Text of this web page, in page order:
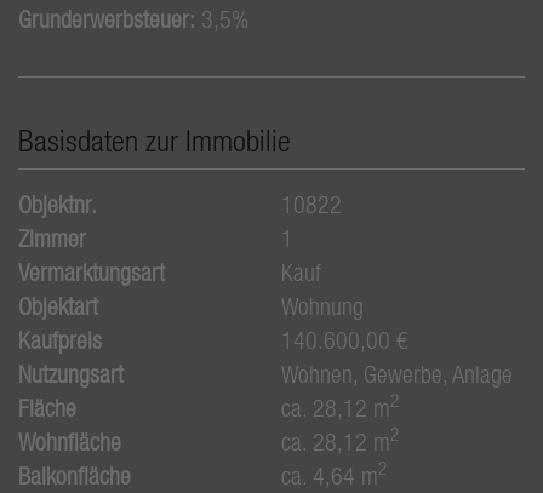
Grunderwerbsteuer: 3,5%
Basisdaten zur Immobilie
Objektnr.
10822
Zimmer
1
Vermarktungsart
Kauf
Objektart
Wohnung
Kaufpreis
140.600,00 €
Nutzungsart
Wohnen Gewerbe Anlage
Fläche
ca. 28,12 m2
Wohnfläche ca. 28,12 m2
Balkonfläche ca. 4,64 m2